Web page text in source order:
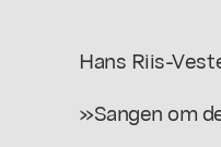
Hans Riis-
»Sangen om